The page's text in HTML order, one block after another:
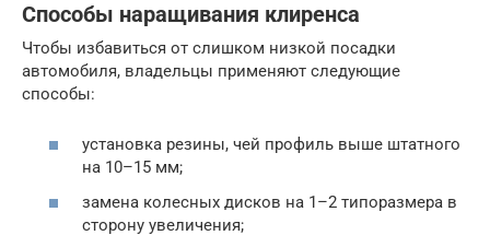
Способы наращивания клиренса
Чтобы избавиться от слишком низкой посадки
автомобиля, владельцы применяют следующие
способы:
установка резины, чей профиль выше штатного
на 10–15 мм;
замена колесных дисков на 1–2 типоразмера в
сторону увеличения;